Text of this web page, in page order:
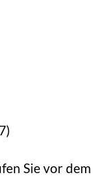
Sie vor dem